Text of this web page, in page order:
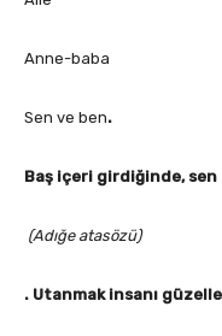
Anne-baba
Sen ve ben.
Baş içeri girdiğinde,
(Adığe atasözü)
. Utanmak insanı